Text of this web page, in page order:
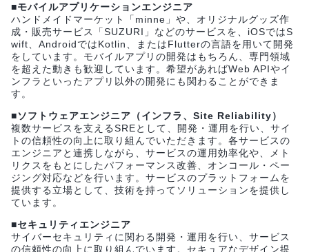
■モバイルアプリケーションエンジニア
ハンドメイドマーケット「minne」や、オリジナルグッズ作
成・販売サービス「SUZURI」などのサービスを、iOSではS
wift、AndroidではKotlin、またはFlutterの言語を用いて開発
をしています。モバイルアプリの開発はもちろん、専門領域
を超えた動きも歓迎しています。希望があればWeb APIやイ
ンフラといったアプリ以外の開発にも関わることができま
す。
■ソフトウェアエンジニア（インフラ、Site Reliability）
複数サービスを支えるSREとして、開発・運用を行い、サイ
トの信頼性の向上に取り組んでいただきます。各サービスの
エンジニアと連携しながら、サービスの運用効率化や、メト
リクスをもとにしたパフォーマンス改善、オンコール・ペー
ジング対応などを行います。サービスのプラットフォームを
提供する立場として、技術を持ってソリューションを提供し
ています。
■セキュリティエンジニア
サイバーセキュリティに関わる開発・運用を行い、サービス
の信頼性の向上に取り組んでいます。セキュアなデザイン提